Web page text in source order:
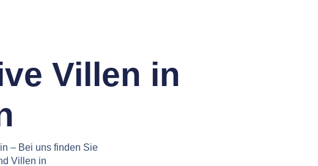
Villen in
– Bei uns finden Sie
Villen in